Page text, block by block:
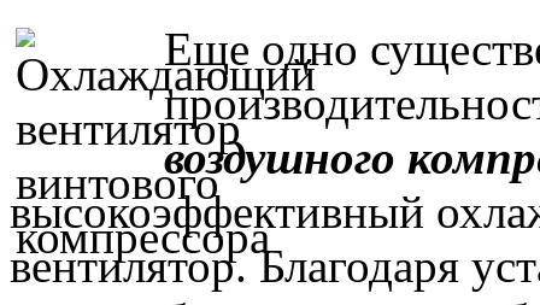
Еще одно
воздушного
высокоэффективный
вентилятор. Благодаря